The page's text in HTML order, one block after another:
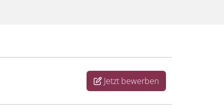
Jetzt bewerben